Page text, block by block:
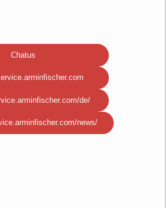
Chatus
de/
news/